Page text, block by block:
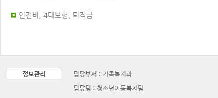
인건비, 4대보험, 퇴직금
정보관리 담당부서 : 가족복지과
담당팀 : 청소년아동복지팀